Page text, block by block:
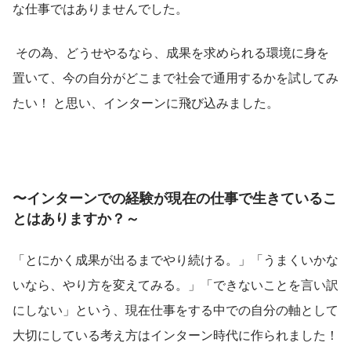
な仕事ではありませんでした。
その為、どうせやるなら、成果を求められる環境に身を
置いて、今の自分がどこまで社会で通用するかを試してみ
たい！ と思い、インターンに飛び込みました。
〜インターンでの経験が現在の仕事で生きているこ
とはありますか？～
「とにかく成果が出るまでやり続ける。」「うまくいかな
いなら、やり方を変えてみる。」「できないことを言い訳
にしない」という、現在仕事をする中での自分の軸として
大切にしている考え方はインターン時代に作られました！